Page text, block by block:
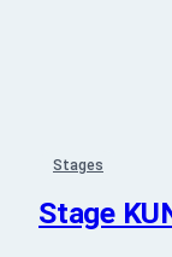
Stages
Stage